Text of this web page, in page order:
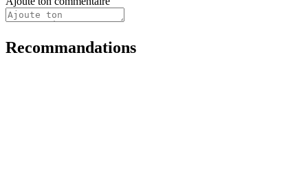
Recommandations